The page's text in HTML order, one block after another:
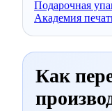
Подарочная
Академия
Как